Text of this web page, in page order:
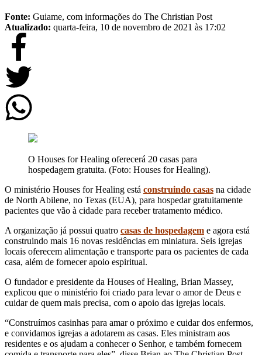
Fonte: Guiame, com informações do The Christian Post
Atualizado: quarta-feira, 10 de novembro de 2021 às 17:02
O Houses for Healing oferecerá 20 casas para
hospedagem gratuita. (Foto: Houses for Healing).
O ministério Houses for Healing está construindo casas na cidade
de North Abilene, no Texas (EUA), para hospedar gratuitamente
pacientes que vão à cidade para receber tratamento médico.
A organização já possui quatro casas de hospedagem e agora está
construindo mais 16 novas residências em miniatura. Seis igrejas
locais oferecem alimentação e transporte para os pacientes de cada
casa, além de fornecer apoio espiritual.
O fundador e presidente da Houses of Healing, Brian Massey,
explicou que o ministério foi criado para levar o amor de Deus e
cuidar de quem mais precisa, com o apoio das igrejas locais.
“Construímos casinhas para amar o próximo e cuidar dos enfermos,
e convidamos igrejas a adotarem as casas. Eles ministram aos
residentes e os ajudam a conhecer o Senhor, e também fornecem